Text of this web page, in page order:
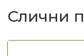
Слични